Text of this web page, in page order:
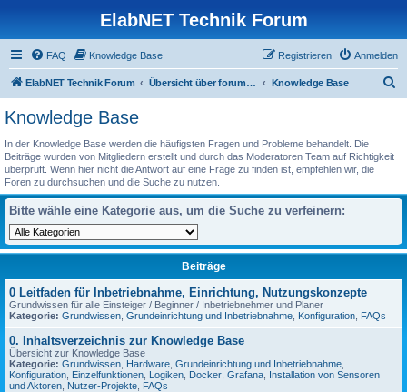
ElabNET Technik Forum
FAQ Knowledge Base Anmelden
Registrieren
ElabNET Technik Forum Übersicht über forum.timberwolf.io Knowledge Base
Knowledge Base
In der Knowledge Base werden die häufigsten Fragen und Probleme behandelt. Die
Beiträge wurden von Mitgliedern erstellt und durch das Moderatoren Team auf Richtigkeit
überprüft. Wenn hier nicht die Antwort auf eine Frage zu finden ist, empfehlen wir, die
Foren zu durchsuchen und die Suche zu nutzen.
Bitte wähle eine Kategorie aus, um die Suche zu verfeinern:
Beiträge
0 Leitfaden für Inbetriebnahme, Einrichtung, Nutzungskonzepte
Grundwissen für alle Einsteiger / Beginner / Inbetriebnehmer und Planer
Kategorie: Grundwissen Grundeinrichtung und Inbetriebnahme Konfiguration FAQs
0. Inhaltsverzeichnis zur Knowledge Base
Übersicht zur Knowledge Base
Kategorie: Grundwissen Hardware Grundeinrichtung und Inbetriebnahme
Konfiguration Einzelfunktionen Logiken Docker Grafana Installation von Sensoren
und Aktoren Nutzer-Projekte FAQs